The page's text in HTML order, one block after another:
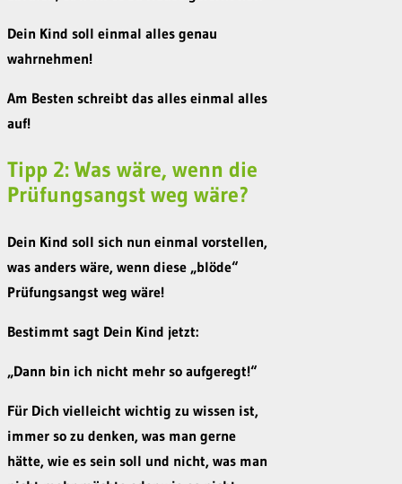
Dein Kind soll einmal alles genau
wahrnehmen!
Am Besten schreibt das alles einmal alles
auf!
Tipp 2: Was wäre, wenn die
Prüfungsangst weg wäre?
Dein Kind soll sich nun einmal vorstellen,
was anders wäre, wenn diese „blöde“
Prüfungsangst weg wäre!
Bestimmt sagt Dein Kind jetzt:
„Dann bin ich nicht mehr so aufgeregt!“
Für Dich vielleicht wichtig zu wissen ist,
immer so zu denken, was man gerne
hätte, wie es sein soll und nicht, was man